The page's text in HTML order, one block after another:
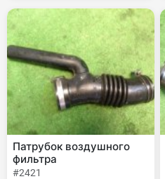
Патрубок воздушного
фильтра
#2421